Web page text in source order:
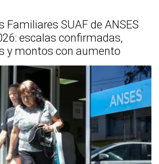
Familiares SUAF de ANSES
escalas confirmadas,
y montos con aumento